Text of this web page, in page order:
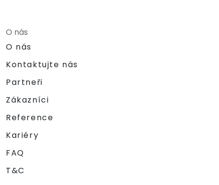
O nás
O nás
Kontaktujte nás
Partneři
Zákazníci
Reference
Kariéry
FAQ
T&C